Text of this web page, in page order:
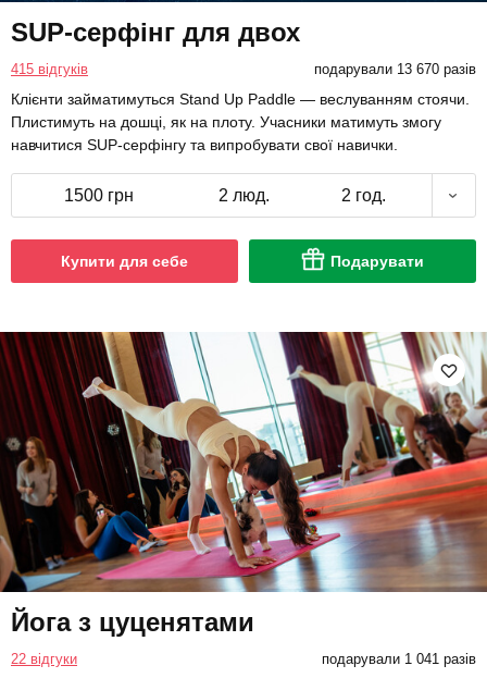
SUP-серфінг для двох
415 відгуків подарували 13 670 разів
Клієнти займатимуться Stand Up Paddle — веслуванням стоячи.
Плистимуть на дошці, як на плоту. Учасники матимуть змогу
навчитися SUP-серфінгу та випробувати свої навички.
1500 грн 2 люд. 2 год.
Купити для себе Подарувати
Йога з цуценятами
22 відгуки подарували 1 041 разів